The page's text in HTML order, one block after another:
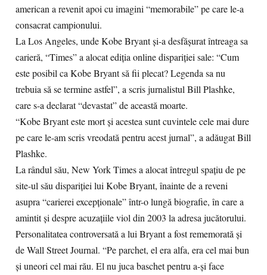
american a revenit apoi cu imagini “memorabile” pe care le-a
consacrat campionului.
La Los Angeles, unde Kobe Bryant şi-a desfăşurat întreaga sa
carieră, “Times” a alocat ediţia online dispariţiei sale: “Cum
este posibil ca Kobe Bryant să fii plecat? Legenda sa nu
trebuia să se termine astfel”, a scris jurnalistul Bill Plashke,
care s-a declarat “devastat” de această moarte.
“Kobe Bryant este mort şi acestea sunt cuvintele cele mai dure
pe care le-am scris vreodată pentru acest jurnal”, a adăugat Bill
Plashke.
La rândul său, New York Times a alocat întregul spaţiu de pe
site-ul său dispariţiei lui Kobe Bryant, înainte de a reveni
asupra “carierei excepţionale” într-o lungă biografie, în care a
amintit şi despre acuzaţiile viol din 2003 la adresa jucătorului.
Personalitatea controversată a lui Bryant a fost rememorată şi
de Wall Street Journal. “Pe parchet, el era alfa, era cel mai bun
şi uneori cel mai rău. El nu juca baschet pentru a-şi face